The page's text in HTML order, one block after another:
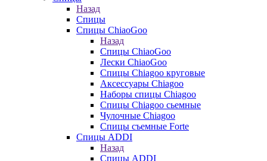
Назад
Спицы
Спицы ChiaoGoo
Назад
Спицы ChiaoGoo
Лески ChiaoGoo
Cпицы Сhiagoo круговые
Аксессуары Chiagoo
Наборы спицы Chiagoo
Спицы Chiagoo сьемные
Чулочные Chiagoo
Спицы съемные Forte
Спицы ADDI
Назад
Спицы ADDI